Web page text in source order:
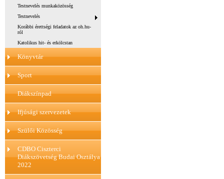
Testnevelés munkaközösség
Testnevelés
Korábbi érettségi feladatok az oh.hu-
ról
Katolikus hit- és erkölcstan
Könyvtár
Sport
Diákszínpad
Ifjúsági szervezetek
Szülői Közösség
CDBO Ciszterci
Diákszövetség Budai Osztálya
2022